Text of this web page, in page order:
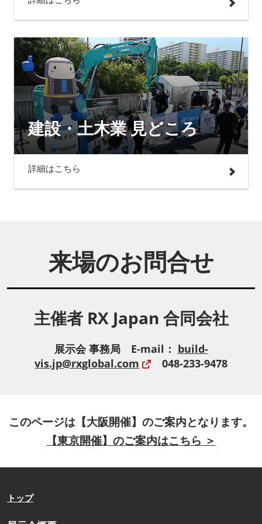
建設・土木業 見どころ
詳細はこちら
来場のお問合せ
主催者 RX Japan 合同会社
展示会 事務局 E-mail： build-
vis.jp@rxglobal.com
048-233-9478
このページは【大阪開催】のご案内となります。
【東京開催】のご案内はこちら ＞
トップ